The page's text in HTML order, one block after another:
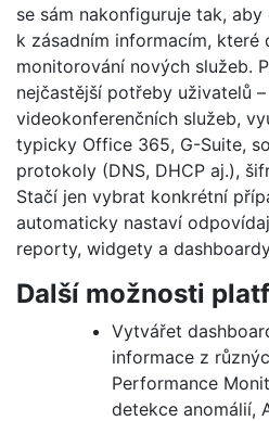
se sám nakonfiguruje tak,
k zásadním informacím,
monitorování nových služeb.
nejčastější potřeby uživatelů
videokonferenčních služeb,
typicky Office 365, G-Suite,
protokoly (DNS, DHCP aj.),
Stačí jen vybrat konkrétní
automaticky nastaví
reporty, widgety a
Další možnosti
Vytvářet
informace z
Performance
detekce anomálií,